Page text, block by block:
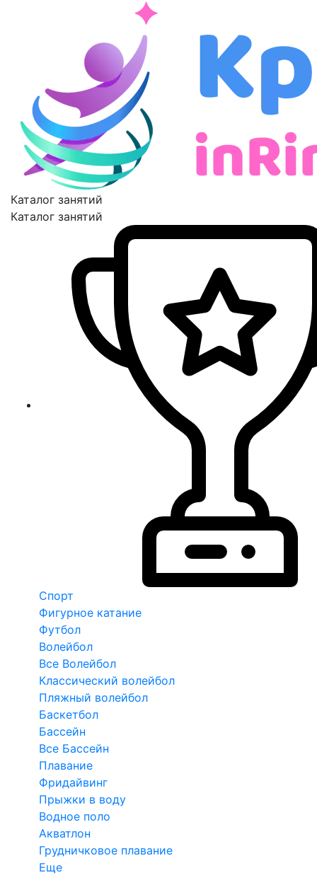
Каталог занятий
Каталог занятий
Спорт
Фигурное катание
Футбол
Волейбол
Все Волейбол
Классический волейбол
Пляжный волейбол
Баскетбол
Бассейн
Все Бассейн
Плавание
Фридайвинг
Прыжки в воду
Водное поло
Акватлон
Грудничковое плавание
Еще